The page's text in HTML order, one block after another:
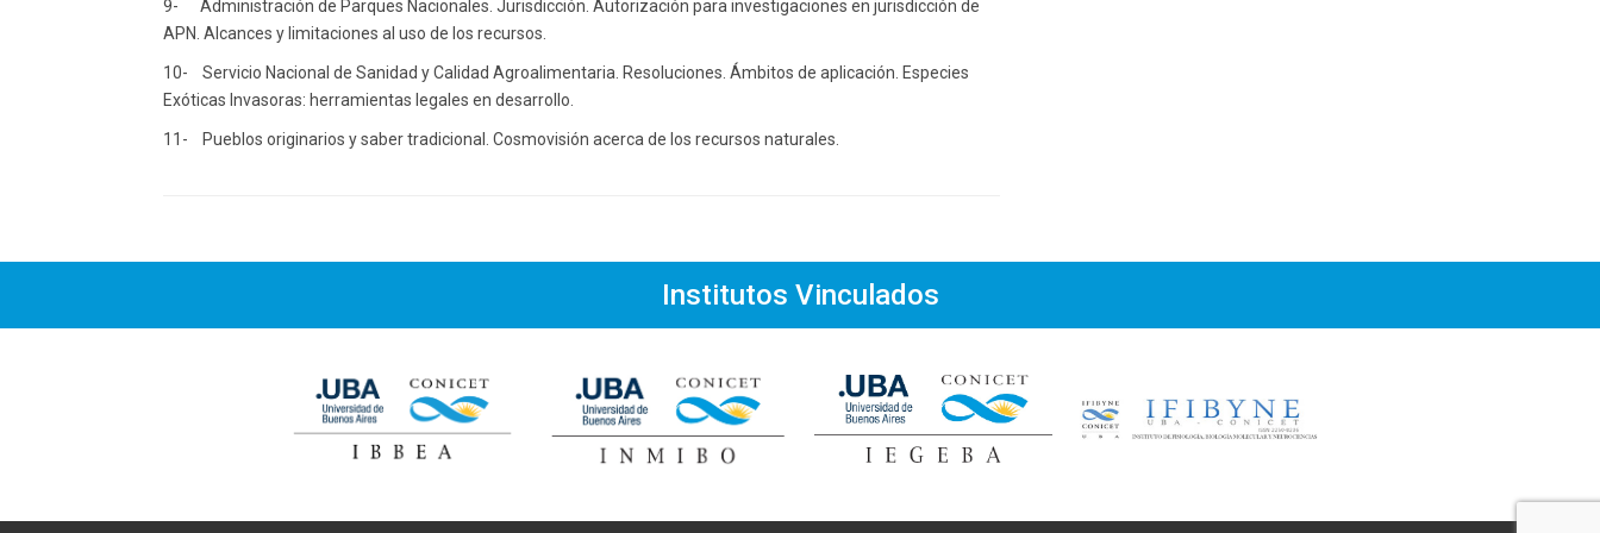
9-
Administración de Parques Nacionales. Jurisdicción. Autorización para investigaciones en jurisdicción de
APN. Alcances y limitaciones al uso de los recursos.
10-
Servicio Nacional de Sanidad y Calidad Agroalimentaria. Resoluciones. Ámbitos de aplicación. Especies
Exóticas Invasoras: herramientas legales en desarrollo.
11- Pueblos originarios y saber tradicional. Cosmovisión acerca de los recursos naturales.
Institutos Vinculados